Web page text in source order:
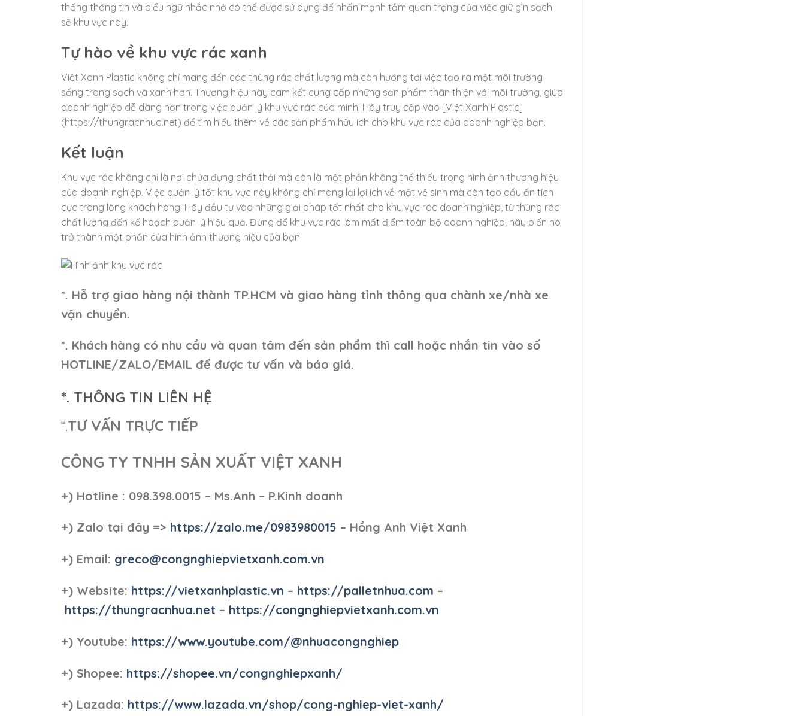
thống thông tin và biểu ngữ nhắc nhở có thể được sử dụng để nhấn mạnh tầm quan trọng của việc giữ gìn sạch
sẽ khu vực này.
Tự hào về khu vực rác xanh
Việt Xanh Plastic không chỉ mang đến các thùng rác chất lượng mà còn hướng tới việc tạo ra một môi trường
sống trong sạch và xanh hơn. Thương hiệu này cam kết cung cấp những sản phẩm thân thiện với môi trường, giúp
doanh nghiệp dễ dàng hơn trong việc quản lý khu vực rác của mình. Hãy truy cập vào [Việt Xanh Plastic]
(https://thungracnhua.net) để tìm hiểu thêm về các sản phẩm hữu ích cho khu vực rác của doanh nghiệp bạn.
Kết luận
Khu vực rác không chỉ là nơi chứa đựng chất thải mà còn là một phần không thể thiếu trong hình ảnh thương hiệu
của doanh nghiệp. Việc quản lý tốt khu vực này không chỉ mang lại lợi ích về mặt vệ sinh mà còn tạo dấu ấn tích
cực trong lòng khách hàng. Hãy đầu tư vào những giải pháp tốt nhất cho khu vực rác doanh nghiệp, từ thùng rác
chất lượng đến kế hoạch quản lý hiệu quả. Đừng để khu vực rác làm mất điểm toàn bộ doanh nghiệp; hãy biến nó
trở thành một phần của hình ảnh thương hiệu của bạn.
*. Hỗ trợ giao hàng nội thành TP.HCM và giao hàng tỉnh thông qua chành xe/nhà xe
vận chuyển.
*. Khách hàng có nhu cầu và quan tâm đến sản phẩm thì call hoặc nhắn tin vào số
HOTLINE/ZALO/EMAIL để được tư vấn và báo giá.
*. THÔNG TIN LIÊN HỆ
*.TƯ VẤN TRỰC TIẾP
CÔNG TY TNHH SẢN XUẤT VIỆT XANH
+) Hotline : 098.398.0015 – Ms.Anh – P.Kinh doanh
+) Zalo tại đây => https://zalo.me/0983980015 – Hồng Anh Việt Xanh
+) Email: greco@congnghiepvietxanh.com.vn
+) Website: https://vietxanhplastic.vn – https://palletnhua.com –
https://thungracnhua.net – https://congnghiepvietxanh.com.vn
+) Youtube: https://www.youtube.com/@nhuacongnghiep
+) Shopee: https://shopee.vn/congnghiepxanh/
+) Lazada: https://www.lazada.vn/shop/cong-nghiep-viet-xanh/